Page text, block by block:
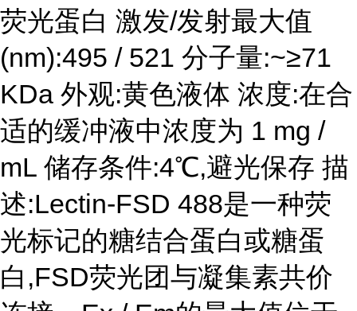
荧光蛋白 激发/发射最大值
(nm):495 / 521 分子量:~≥71
KDa 外观:黄色液体 浓度:在合
适的缓冲液中浓度为 1 mg /
mL 储存条件:4℃,避光保存 描
述:Lectin-FSD 488是一种荧
光标记的糖结合蛋白或糖蛋
白,FSD荧光团与凝集素共价